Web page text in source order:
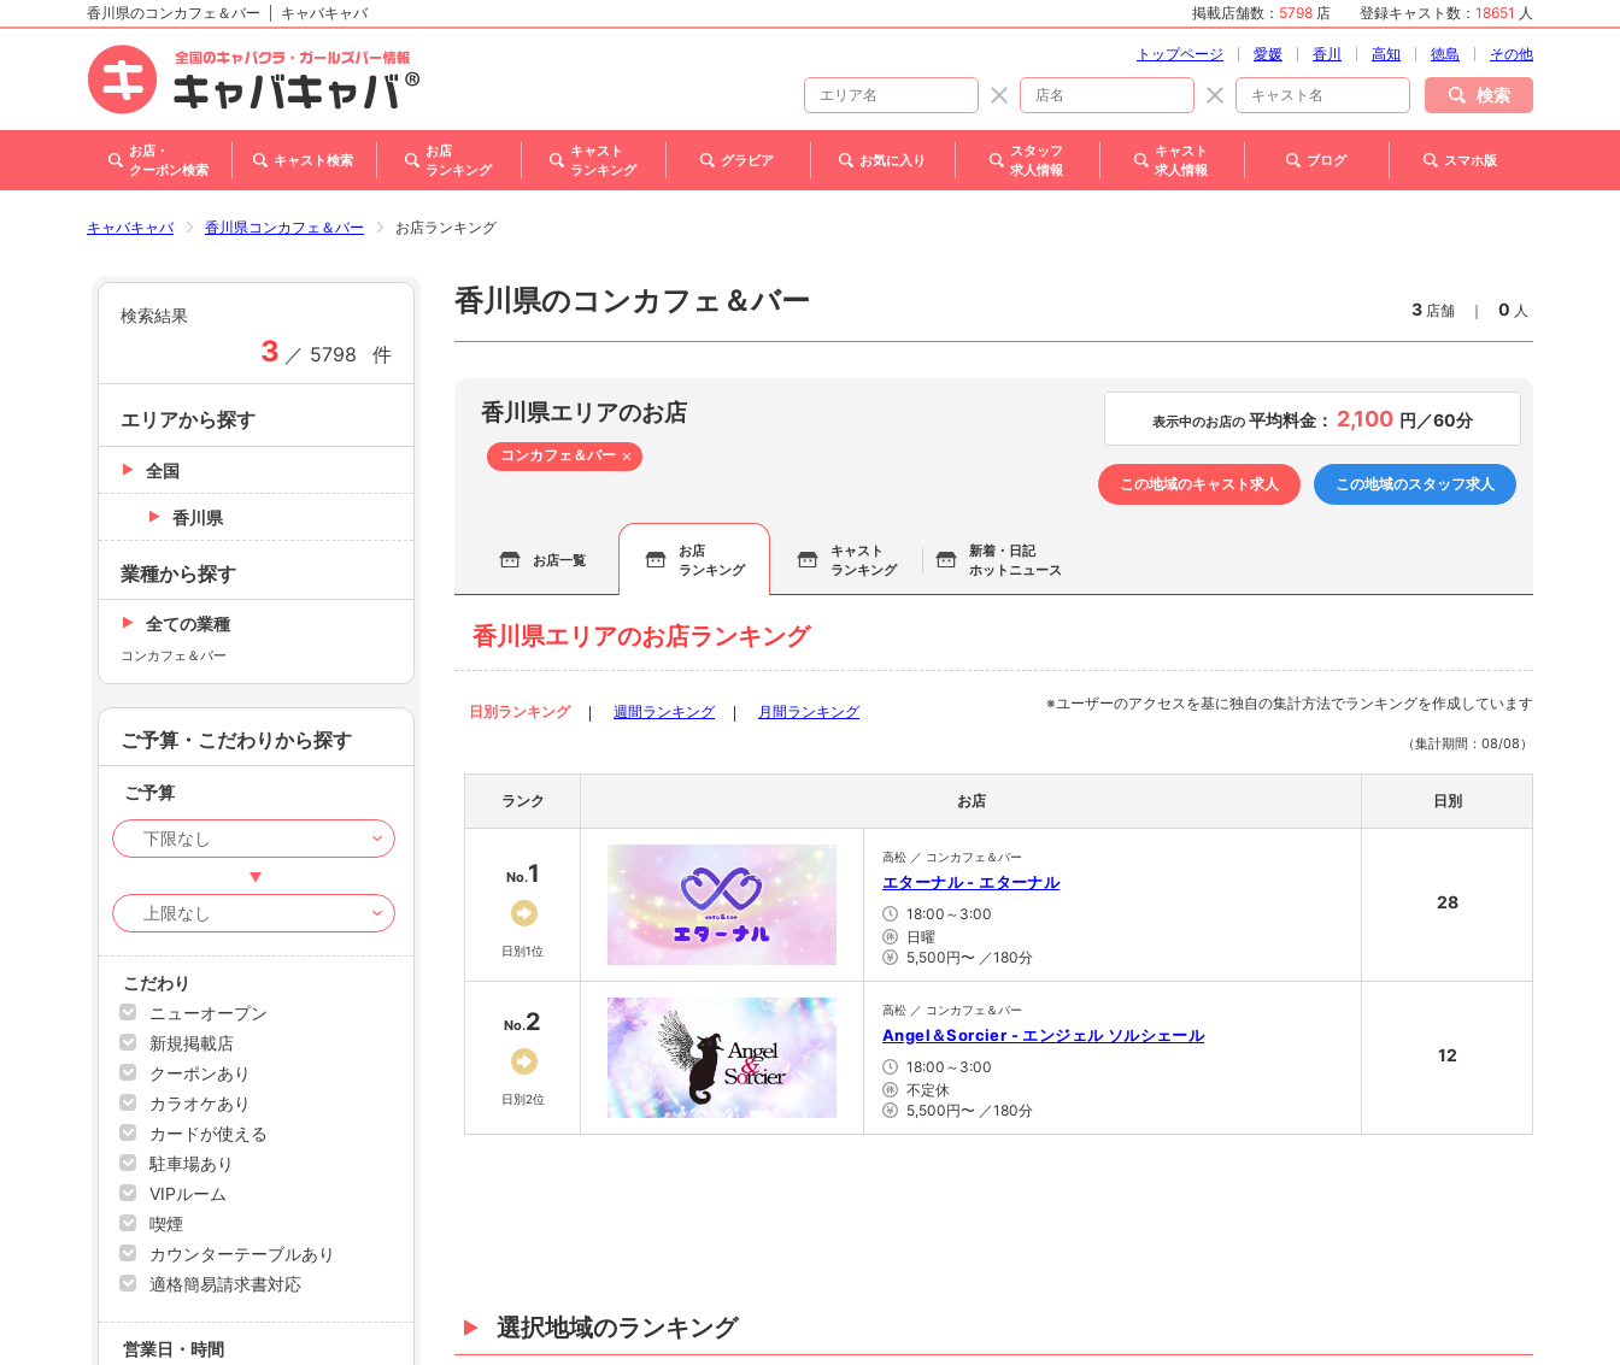
北海道
東北
甲信越・北陸
関西
香川県のコンカフェ＆バー キャバキャバ 掲載店舗数： 5798 店 登録キャスト数： 18651 人
トップページ 愛媛 香川 高知 徳島 その他
検索
お店・
クーポン検索
キャスト検索
お店
ランキング
キャスト
ランキング
グラビア お気に入り
スタッフ
求人情報
キャスト
求人情報
ブログ スマホ版
キャバキャバ 香川県コンカフェ＆バー お店ランキング
香川県のコンカフェ＆バー 3 店舗 ｜ 0 人
香川県エリアのお店 表示中のお店の 平均料金： 2,100 円／60分
コンカフェ＆バー
この地域のキャスト求人
この地域のスタッフ求人
お店一覧
お店
ランキング
キャスト
ランキング
新着・日記
ホットニュース
香川県エリアのお店ランキング
日別ランキング 週間ランキング 月間ランキング ※ユーザーのアクセスを基に独自の集計方法でランキングを作成しています
（集計期間：08/08）
ランク お店 日別
No.1
日別1位
高松 ／ コンカフェ＆バー
エターナル - エターナル
18:00～3:00
日曜
5,500円〜 ／180分
28
No.2
日別2位
高松 ／ コンカフェ＆バー
Angel＆Sorcier - エンジェル ソルシェール
18:00～3:00
不定休
5,500円〜 ／180分
12
選択地域のランキング
検索結果
3 ／ 5798 件
エリアから探す
全国
香川県
業種から探す
全ての業種
コンカフェ＆バー
ご予算・こだわりから探す
ご予算
こだわり
ニューオープン
新規掲載店
クーポンあり
カラオケあり
カードが使える
駐車場あり
VIPルーム
喫煙
カウンターテーブルあり
適格簡易請求書対応
営業日・時間